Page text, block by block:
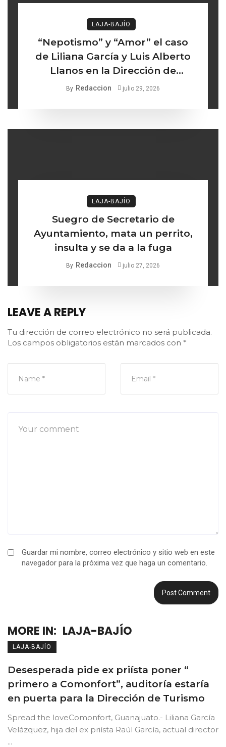
LAJA-BAJÍO
“Nepotismo” y “Amor” el caso
de Liliana García y Luis Alberto
Llanos en la Dirección de
Turismo de Comonfort la línea
By Redaccion julio 29, 2026
LAJA-BAJÍO
Suegro de Secretario de
Ayuntamiento, mata un perrito,
insulta y se da a la fuga
By Redaccion julio 27, 2026
LEAVE A REPLY
Tu dirección de correo electrónico no será publicada.
Los campos obligatorios están marcados con *
Guardar mi nombre, correo electrónico y sitio web en este
navegador para la próxima vez que haga un comentario.
MORE IN: LAJA-BAJÍO
LAJA-BAJÍO
Desesperada pide ex priísta poner “
primero a Comonfort”, auditoría estaría
en puerta para la Dirección de Turismo
Spread the loveComonfort, Guanajuato.- Liliana García
Velázquez, hija del ex priísta Raúl García, actual director
...